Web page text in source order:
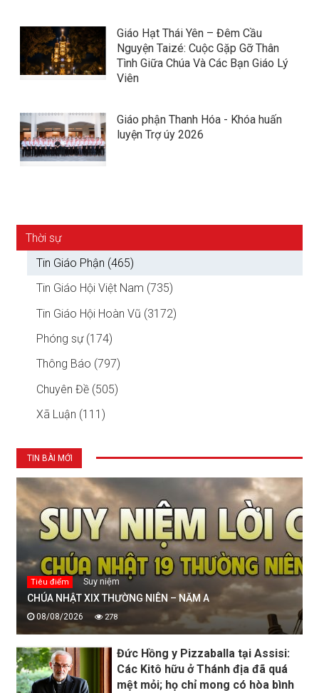
Giáo Hạt Thái Yên – Đêm Cầu
Nguyện Taizé: Cuộc Gặp Gỡ Thân
Tình Giữa Chúa Và Các Bạn Giáo Lý
Viên
Giáo phận Thanh Hóa - Khóa huấn
luyện Trợ úy 2026
Thời sự
Tin Giáo Phận (465)
Tin Giáo Hội Việt Nam (735)
Tin Giáo Hội Hoàn Vũ (3172)
Phóng sự (174)
Thông Báo (797)
Chuyên Đề (505)
Xã Luận (111)
TIN BÀI MỚI
Tiêu điểm Suy niệm
CHÚA NHẬT XIX THƯỜNG NIÊN – NĂM A
08/08/2026 278
Đức Hồng y Pizzaballa tại Assisi:
Các Kitô hữu ở Thánh địa đã quá
mệt mỏi; họ chỉ mong có hòa bình